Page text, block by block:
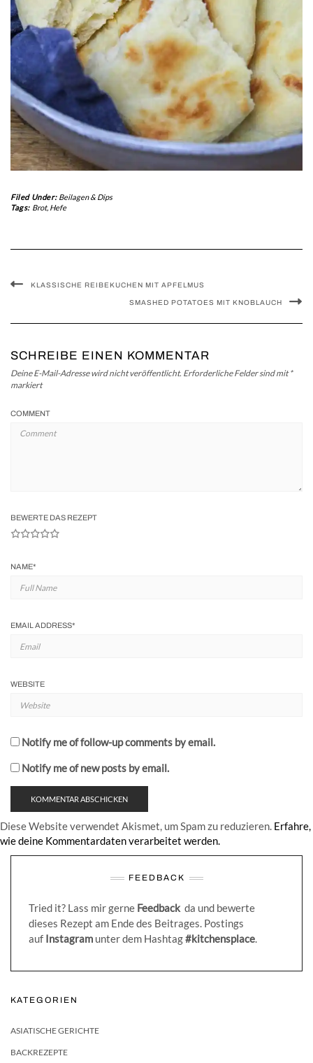
Filed Under: Beilagen & Dips
Tags: Brot, Hefe
KLASSISCHE REIBEKUCHEN MIT APFELMUS
SMASHED POTATOES MIT KNOBLAUCH
SCHREIBE EINEN KOMMENTAR
Deine E-Mail-Adresse wird nicht veröffentlicht. Erforderliche Felder sind mit*
markiert
COMMENT
BEWERTE DAS REZEPT
NAME*
EMAIL ADDRESS*
WEBSITE
Notify me of follow-up comments by email.
Notify me of new posts by email.
Diese Website verwendet Akismet, um Spam zu reduzieren. Erfahre,
wie deine Kommentardaten verarbeitet werden.
FEEDBACK
Tried it? Lass mir gerne Feedback da und bewerte
dieses Rezept am Ende des Beitrages. Postings
auf Instagram unter dem Hashtag#kitchensplace.
KATEGORIEN
ASIATISCHE GERICHTE
BACKREZEPTE